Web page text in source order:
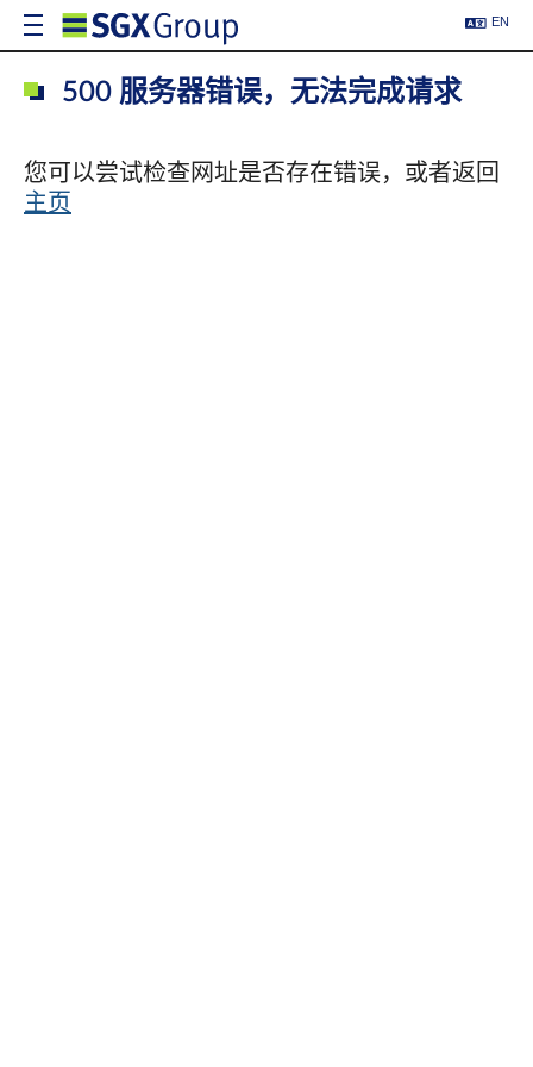
EN
500 服务器错误，无法完成请求
您可以尝试检查网址是否存在错误，或者返回
主页